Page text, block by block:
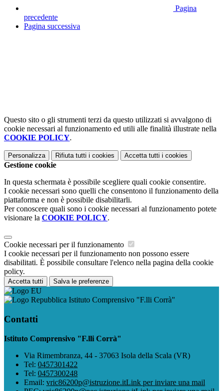
Pagina
precedente
Pagina successiva
Questo sito o gli strumenti terzi da questo utilizzati si avvalgono di
cookie necessari al funzionamento ed utili alle finalità illustrate nella
COOKIE POLICY.
Personalizza Rifiuta tutti i cookies Accetta tutti i cookies
Gestione cookie
In questa schermata è possibile scegliere quali cookie consentire.
I cookie necessari sono quelli che consentono il funzionamento della
piattaforma e non è possibile disabilitarli.
Per conoscere quali sono i cookie necessari al funzionamento potete
visionare la COOKIE POLICY.
Cookie necessari per il funzionamento
I cookie necessari per il funzionamento non possono essere
disabilitati. È possibile consultare l'elenco nella pagina della cookie
policy.
Accetta tutti Salva le preferenze
Istituto Comprensivo "F.lli Corrà"
Contatti
Istituto Comprensivo "F.lli Corrà"
Via Rimembranza, 44 - 37063 Isola della Scala (VR)
Tel: 0457301422
Tel: 0457300248
Email: vric86200p@istruzione.itLink per inviare una mail